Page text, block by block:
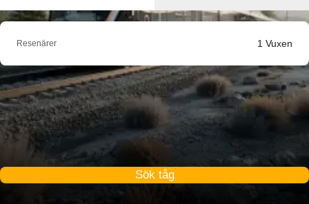
Resenärer 1 Vuxen
Sök tåg